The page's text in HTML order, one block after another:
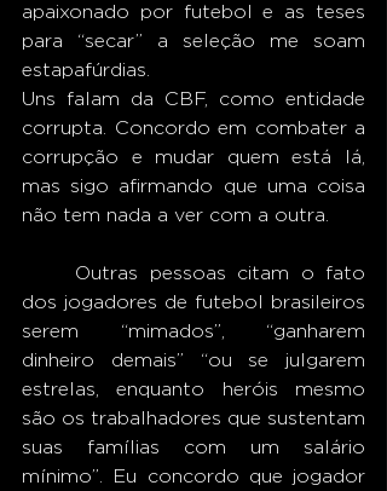
apaixonado por futebol e as teses
para “secar” a seleção me soam
estapafúrdias.
Uns falam da CBF, como entidade
corrupta. Concordo em combater a
corrupção e mudar quem está lá,
mas sigo afirmando que uma coisa
não tem nada a ver com a outra.
dos jogadores de futebol brasileiros
serem “mimados”, “ganharem
dinheiro demais” “ou se julgarem
estrelas, enquanto heróis mesmo
são os trabalhadores que sustentam
suas famílias com um salário
mínimo”. Eu concordo que jogador